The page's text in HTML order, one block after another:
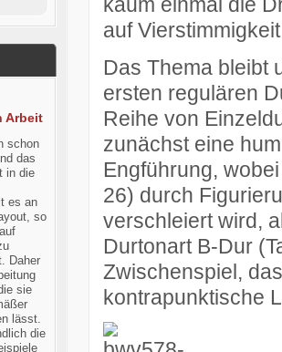
Arbeit
schon
das
in die
es an
so
Daher
sie
lässt.
die
kaum einmal die
auf
Das Thema bleibt
ersten regulären
Reihe von
zunächst eine
Engführung,
26) durch
verschleiert wird,
Durtonart B-Dur
Zwischenspiel,
kontrapunktische